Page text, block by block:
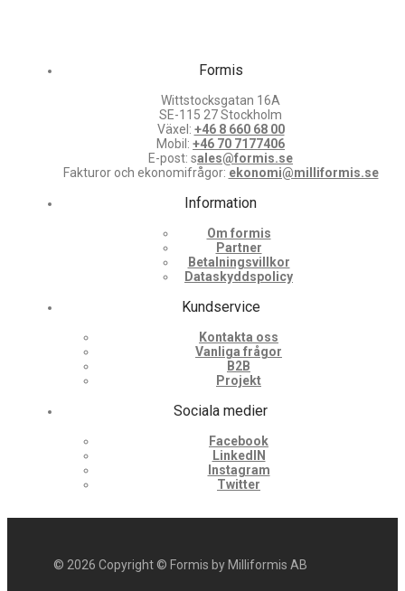
Formis
Wittstocksgatan 16A
SE-115 27 Stockholm
Växel: +46 8 660 68 00
Mobil: +46 70 7177406
E-post: sales@formis.se
Fakturor och ekonomifrågor: ekonomi@milliformis.se
Information
Om formis
Partner
Betalningsvillkor
Dataskyddspolicy
Kundservice
Kontakta oss
Vanliga frågor
B2B
Projekt
Sociala medier
Facebook
LinkedIN
Instagram
Twitter
© 2026 Copyright © Formis by Milliformis AB